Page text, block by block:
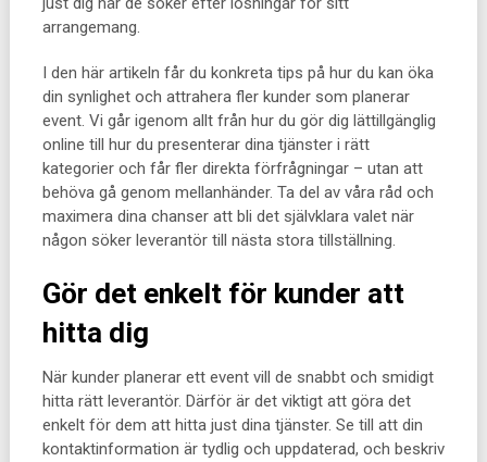
arrangemang.
I den här artikeln får du konkreta tips på hur du kan öka
din synlighet och attrahera fler kunder som planerar
event. Vi går igenom allt från hur du gör dig lättillgänglig
online till hur du presenterar dina tjänster i rätt
kategorier och får fler direkta förfrågningar – utan att
behöva gå genom mellanhänder. Ta del av våra råd och
maximera dina chanser att bli det självklara valet när
någon söker leverantör till nästa stora tillställning.
Gör det enkelt för kunder att
hitta dig
När kunder planerar ett event vill de snabbt och smidigt
hitta rätt leverantör. Därför är det viktigt att göra det
enkelt för dem att hitta just dina tjänster. Se till att din
kontaktinformation är tydlig och uppdaterad, och beskriv